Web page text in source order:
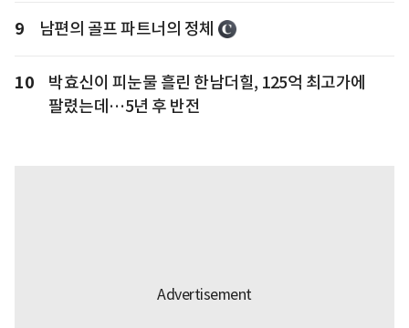
9 남편의 골프 파트너의 정체
10
박효신이 피눈물 흘린 한남더힐, 125억 최고가에
팔렸는데…5년 후 반전